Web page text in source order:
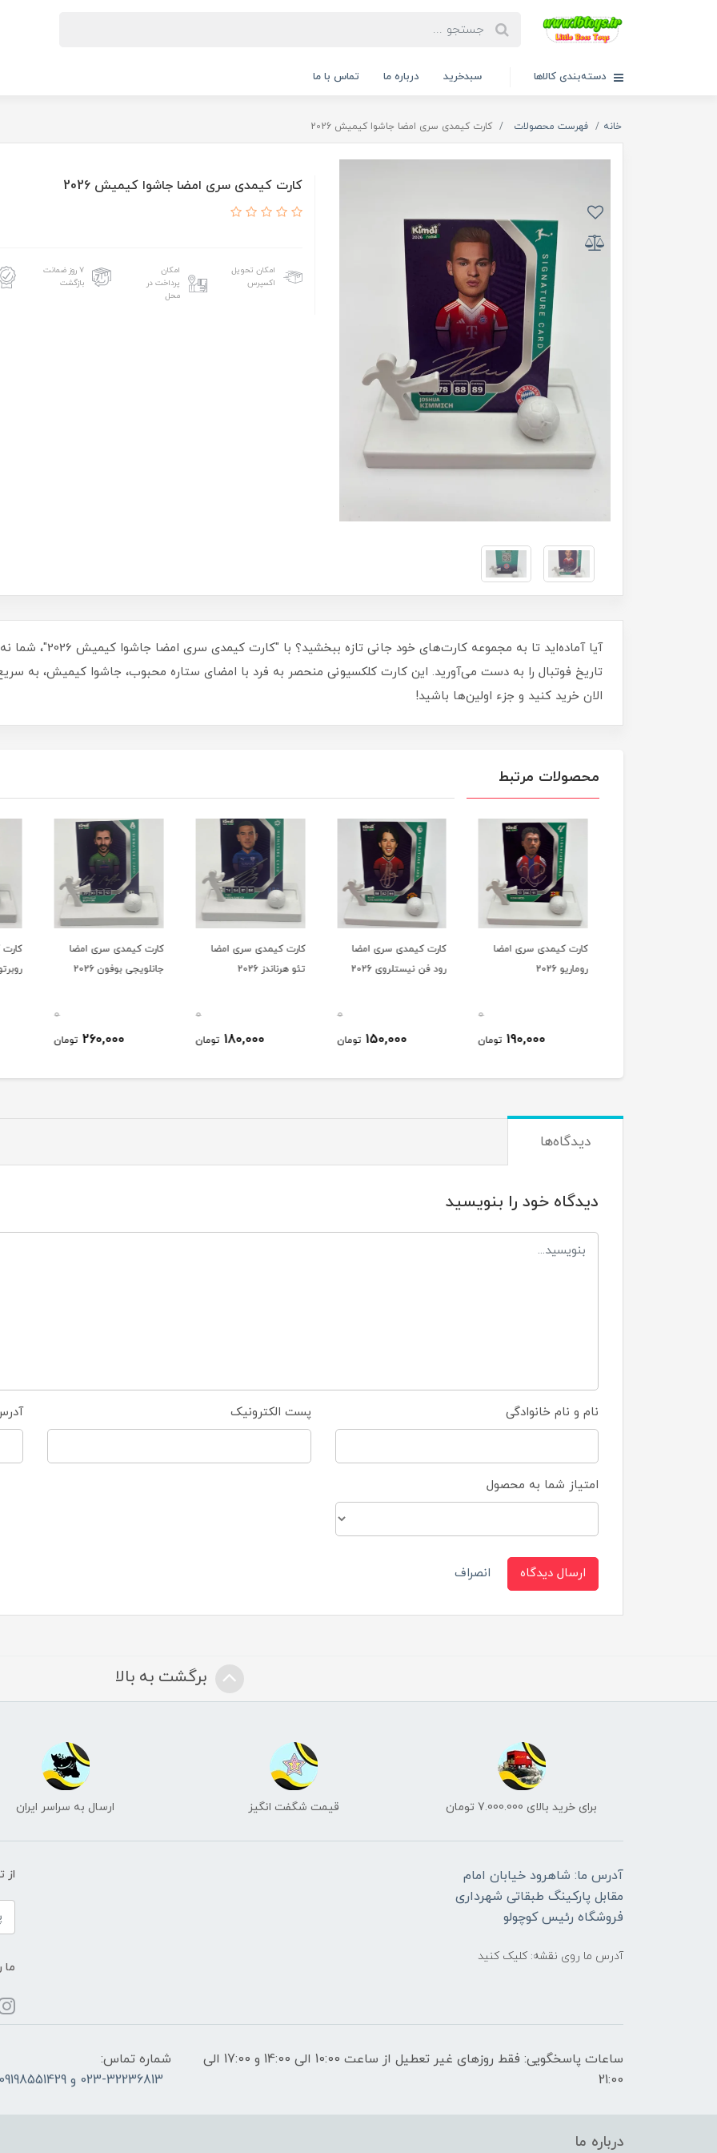
دسته‌بندی کالاها سبدخرید درباره ما تماس با ما
خانه فهرست محصولات کارت کیمدی سری امضا جاشوا کیمیش 2026
کارت کیمدی سری امضا جاشوا کیمیش 2026
امکان تحویل
اکسپرس
امکان
پرداخت در
محل
۷ روز ضمانت
بازگشت
آیا آماده‌اید تا به
تاریخ فوتبال را به دست می‌آورید. این کارت کلکسیونی منحصر به فرد با امضای ستاره محبوب، جاشوا کیمیش، به
الان خرید کنید و جزء اولین‌ها باشید!
محصولات مرتبط
کارت کیمدی سری امضا
روماریو 2026
0
190,000 تومان
کارت کیمدی سری امضا
رود فن نیستلروی 2026
0
150,000 تومان
کارت کیمدی سری امضا
تئو هرناندز 2026
0
180,000 تومان
کارت کیمدی سری امضا
جانلویجی بوفون 2026
0
260,000 تومان
روبرتو
دیدگاه‌ها
دیدگاه خود را بنویسید
نام و نام خانوادگی پست الکترونیک
امتیاز شما به محصول
ارسال دیدگاه انصراف
برگشت به بالا
برای خرید بالای 7.000.000 تومان قیمت شگفت انگیز ارسال به سراسر ایران
آدرس ما: شاهرود خیابان امام
مقابل پارکینگ طبقاتی شهرداری
فروشگاه رئیس کوچولو
آدرس ما روی نقشه: کلیک کنید
از
ما
ساعات پاسخگویی: فقط روزهای غیر تعطیل از ساعت 10:00 الی 14:00 و 17:00 الی
21:00
شماره تماس:
023-32236813 و 09198551429
درباره ما